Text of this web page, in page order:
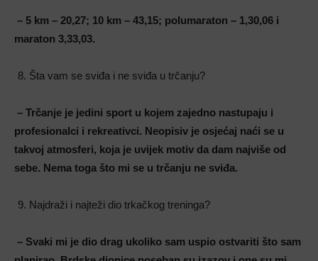
– 5 km – 20,27; 10 km – 43,15; polumaraton – 1,30,06 i
maraton 3,33,03.
Šta vam se sviđa i ne sviđa u trčanju?
– Trčanje je jedini sport u kojem zajedno nastupaju i
profesionalci i rekreativci. Neopisiv je osjećaj naći se u
takvoj atmosferi, koja je uvijek motiv da dam najviše od
sebe. Nema toga što mi se u trčanju ne sviđa.
Najdraži i najteži dio trkačkog treninga?
– Svaki mi je dio drag ukoliko sam uspio ostvariti što sam